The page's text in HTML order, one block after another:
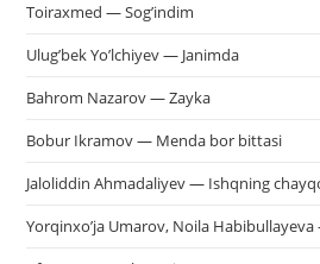
Toiraxmed — Sog’indim
Ulug’bek Yo’lchiyev — Janimda
Bahrom Nazarov — Zayka
Bobur Ikramov — Menda bor bittasi
Jaloliddin Ahmadaliyev — Ishqning
Yorqinxo’ja Umarov, Noila